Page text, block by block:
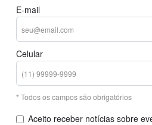
E-mail
Celular
* Todos os campos são obrigatórios
Aceito receber notícias sobre
MBA em
Universidade
abrangente,
financeira e
finanças,
estudantes
às finanças,
importância da
investimentos